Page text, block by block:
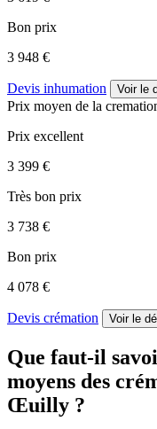
Bon prix
3 948 €
Devis inhumation Voir le
Prix moyen de la
Prix excellent
3 399 €
Très bon prix
3 738 €
Bon prix
4 078 €
Devis crémation Voir le
Que faut-il
moyens des
Œuilly ?